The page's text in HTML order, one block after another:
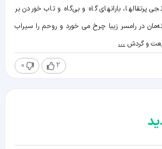
بارانهای گاه و بی‌گاه و تاب خوردن بر
در رامسر زیبا چرخ می خورد و روحم را سیراب
و گردش ...
2
0